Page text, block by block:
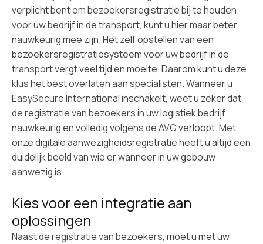
verplicht bent om bezoekersregistratie bij te houden
voor uw bedrijf in de transport, kunt u hier maar beter
nauwkeurig mee zijn. Het zelf opstellen van een
bezoekersregistratiesysteem voor uw bedrijf in de
transport vergt veel tijd en moeite. Daarom kunt u deze
klus het best overlaten aan specialisten. Wanneer u
EasySecure International inschakelt, weet u zeker dat
de registratie van bezoekers in uw logistiek bedrijf
nauwkeurig en volledig volgens de AVG verloopt. Met
onzedigitale aanwezigheidsregistratieheeft u altijd een
duidelijk beeld van wie er wanneer in uw gebouw
aanwezig is.
Kies voor een integratie aan
oplossingen
Naast de registratie van bezoekers, moet u met uw